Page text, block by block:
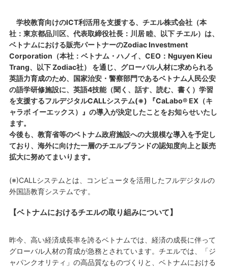
学校教育向けのICT利活用を支援する、チエル株式会社（本
社：東京都品川区、代表取締役社長：川居 睦、以下 チエル）は、
ベトナムにおける販売パートナーのZodiac Investment
Corporation（本社：ベトナム・ハノイ、CEO：Nguyen Kieu
Trang、以下 Zodiac社） を通じ、グローバル人材に求められる
英語力育成のため、国家治安・警察部門であるベトナム人民公安
の語学研修施設に、英語4技能（聞く、話す、読む、書く）学習
を支援するフルデジタルCALLシステム(※) 『CaLabo® EX（キ
ャラボ イーエックス）』の導入が決定したことをお知らせいたし
ます。
今後も、教育省等のベトナム政府施設への大規模な導入を予定し
ており、海外に向けた一層のチエルブランドの認知度向上と販売
拡大に努めてまいります。
(※)CALLシステムとは、コンピュータを活用したフルデジタルの
外国語教育システムです。
【ベトナムにおけるチエルの取り組みについて】
昨今、高い経済成長率を誇るベトナムでは、経済の成長に伴って
グローバル人材の育成が急務とされています。チエルでは、「ジ
ャパンクオリティ」の高品質なものづくりと、ベトナムにおける